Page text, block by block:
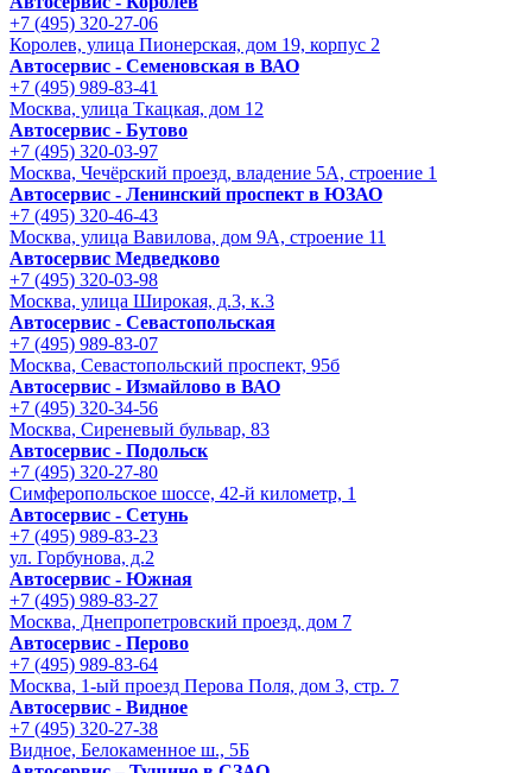
+7 (495) 320-27-06
Королев, улица Пионерская, дом 19, корпус 2
Автосервис - Семеновская в ВАО
+7 (495) 989-83-41
Москва, улица Ткацкая, дом 12
Автосервис - Бутово
+7 (495) 320-03-97
Москва, Чечёрский проезд, владение 5А, строение 1
Автосервис - Ленинский проспект в ЮЗАО
+7 (495) 320-46-43
Москва, улица Вавилова, дом 9A, строение 11
Автосервис Медведково
+7 (495) 320-03-98
Москва, улица Широкая, д.3, к.3
Автосервис - Cевастопольская
+7 (495) 989-83-07
Москва, Севастопольский проспект, 95б
Автосервис - Измайлово в ВАО
+7 (495) 320-34-56
Москва, Сиреневый бульвар, 83
Автосервис - Подольск
+7 (495) 320-27-80
Симферопольское шоссе, 42-й километр, 1
Автосервис - Сетунь
+7 (495) 989-83-23
ул. Горбунова, д.2
Автосервис - Южная
+7 (495) 989-83-27
Москва, Днепропетровский проезд, дом 7
Автосервис - Перово
+7 (495) 989-83-64
Москва, 1-ый проезд Перова Поля, дом 3, стр. 7
Автосервис - Видное
+7 (495) 320-27-38
Видное, Белокаменное ш., 5Б